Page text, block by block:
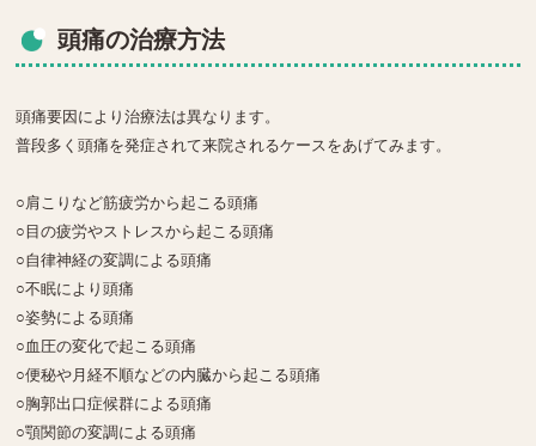
頭痛の治療方法
頭痛要因により治療法は異なります。
普段多く頭痛を発症されて来院されるケースをあげてみます。
○肩こりなど筋疲労から起こる頭痛
○目の疲労やストレスから起こる頭痛
○自律神経の変調による頭痛
○不眠により頭痛
○姿勢による頭痛
○血圧の変化で起こる頭痛
○便秘や月経不順などの内臓から起こる頭痛
○胸郭出口症候群による頭痛
○顎関節の変調による頭痛